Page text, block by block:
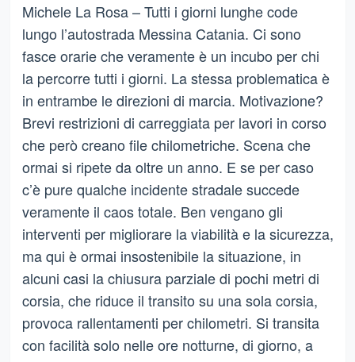
Michele La Rosa – Tutti i giorni lunghe code
lungo l’autostrada Messina Catania. Ci sono
fasce orarie che veramente è un incubo per chi
la percorre tutti i giorni. La stessa problematica è
in entrambe le direzioni di marcia. Motivazione?
Brevi restrizioni di carreggiata per lavori in corso
che però creano file chilometriche. Scena che
ormai si ripete da oltre un anno. E se per caso
c’è pure qualche incidente stradale succede
veramente il caos totale. Ben vengano gli
interventi per migliorare la viabilità e la sicurezza,
ma qui è ormai insostenibile la situazione, in
alcuni casi la chiusura parziale di pochi metri di
corsia, che riduce il transito su una sola corsia,
provoca rallentamenti per chilometri. Si transita
con facilità solo nelle ore notturne, di giorno, a